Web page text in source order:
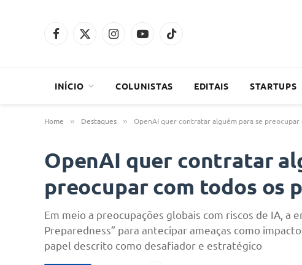
Facebook
X
InstagramYouTubeTikTok
INÍCIO COLUNISTAS EDITAIS STARTUPS
Home » Destaques » OpenAI quer contratar alguém para se preocupar
OpenAI quer contratar
preocupar com todos os
Em meio a preocupações globais com riscos de IA, a
Preparedness” para antecipar ameaças como
papel descrito como desafiador e estratégico